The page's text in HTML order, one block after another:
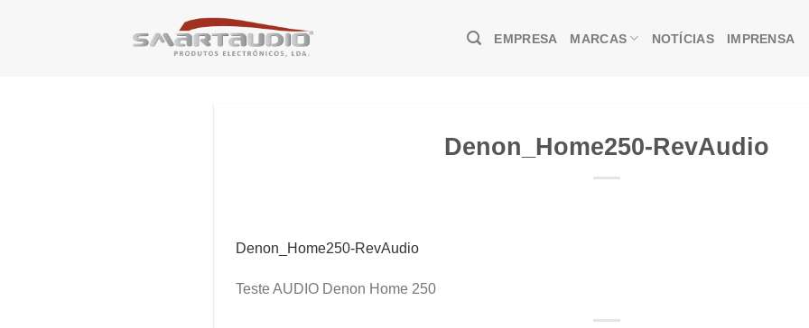
EMPRESA MARCAS NOTÍCIAS IMPRENSA
Denon_Home250-RevAudio
Denon_Home250-RevAudio
Teste AUDIO Denon Home 250